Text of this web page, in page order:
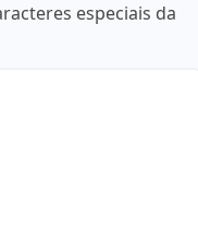
especiais da